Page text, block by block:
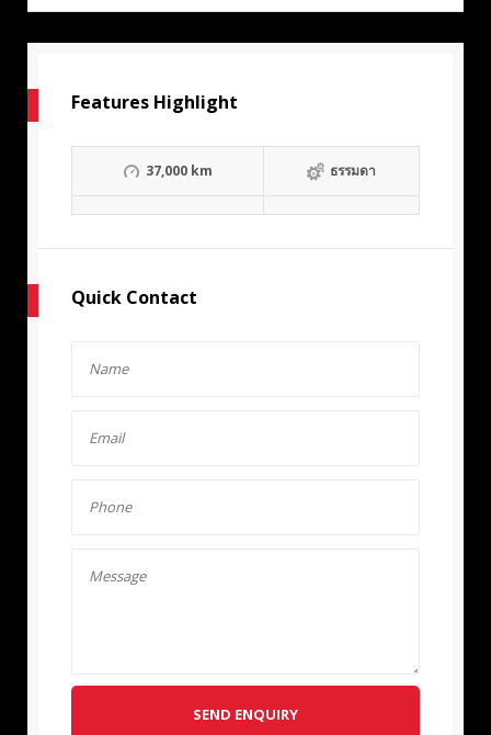
Features Highlight
37,000 km ธรรมดา
Quick Contact
SEND ENQUIRY